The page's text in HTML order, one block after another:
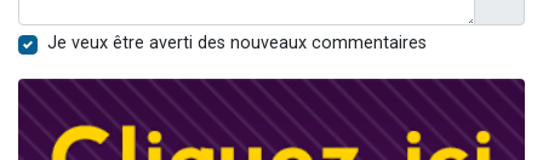
Je veux être averti des nouveaux commentaires